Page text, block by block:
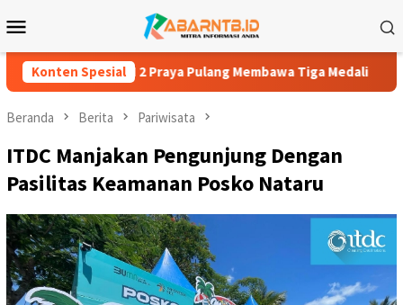
ke
Mobile
Konten Spesial
2 Praya Pulang Membawa Tiga Medali Zaki Hardi: 277
Beranda Berita Pariwisata
ITDC Manjakan Pengunjung Dengan
Pasilitas Keamanan Posko Nataru